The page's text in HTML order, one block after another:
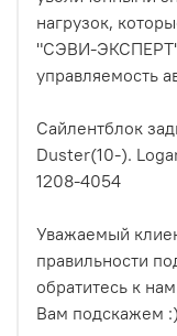
нагрузок,
"СЭВИ-ЭКСПЕРТ"
управляемость
Сайлентблок
Duster(10-).
1208-4054
Уважаемый
правильности
обратитесь к
Вам подскажем :)